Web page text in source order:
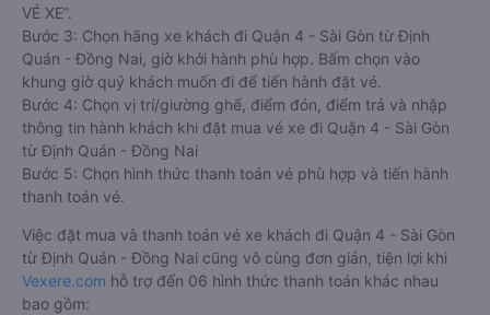
VÉ XE”.
Bước 3: Chọn hãng xe khách đi Quận 4 - Sài Gòn từ Định
Quán - Đồng Nai, giờ khởi hành phù hợp. Bấm chọn vào
khung giờ quý khách muốn đi để tiến hành đặt vé.
Bước 4: Chọn vị trí/giường ghế, điểm đón, điểm trả và nhập
thông tin hành khách khi đặt mua vé xe đi Quận 4 - Sài Gòn
từ Định Quán - Đồng Nai
Bước 5: Chọn hình thức thanh toán vé phù hợp và tiến hành
thanh toán vé.
Việc đặt mua và thanh toán vé xe khách đi Quận 4 - Sài Gòn
từ Định Quán - Đồng Nai cũng vô cùng đơn giản, tiện lợi khi
Vexere.com hỗ trợ đến 06 hình thức thanh toán khác nhau
bao gồm: